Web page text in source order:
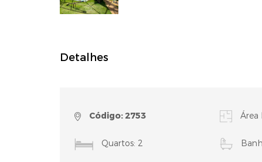
Detalhes
Código: 2753 Área
Quartos: 2